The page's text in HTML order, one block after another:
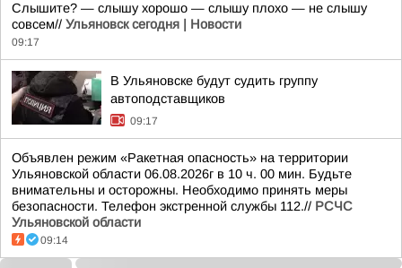
Слышите? — слышу хорошо — слышу плохо — не слышу
совсем// Ульяновск сегодня | Новости
09:17
В Ульяновске будут судить группу
автоподставщиков
09:17
Объявлен режим «Ракетная опасность» на территории
Ульяновской области 06.08.2026г в 10 ч. 00 мин. Будьте
внимательны и осторожны. Необходимо принять меры
безопасности. Телефон экстренной службы 112.// РСЧС
Ульяновской области
09:14